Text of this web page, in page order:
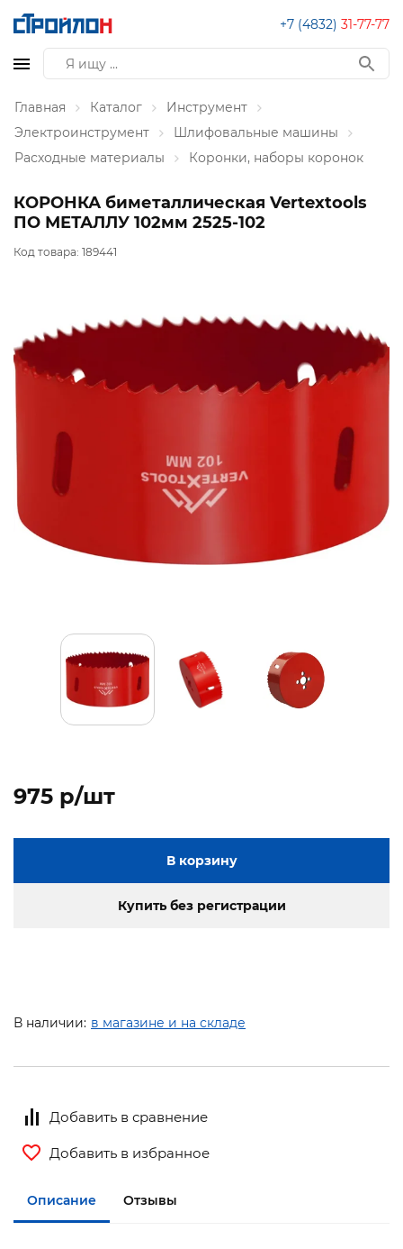
+7 (4832) 31-77-77
Главная Каталог
Инструмент
Электроинструмент
Шлифовальные машины
Расходные материалы
Коронки, наборы коронок
КОРОНКА биметаллическая Vertextools
ПО МЕТАЛЛУ 102мм 2525-102
Код товара: 189441
975 p/шт
В корзину
Купить без регистрации
В наличии: в магазине и на складе
Добавить в сравнение
Добавить в избранное
Описание Отзывы